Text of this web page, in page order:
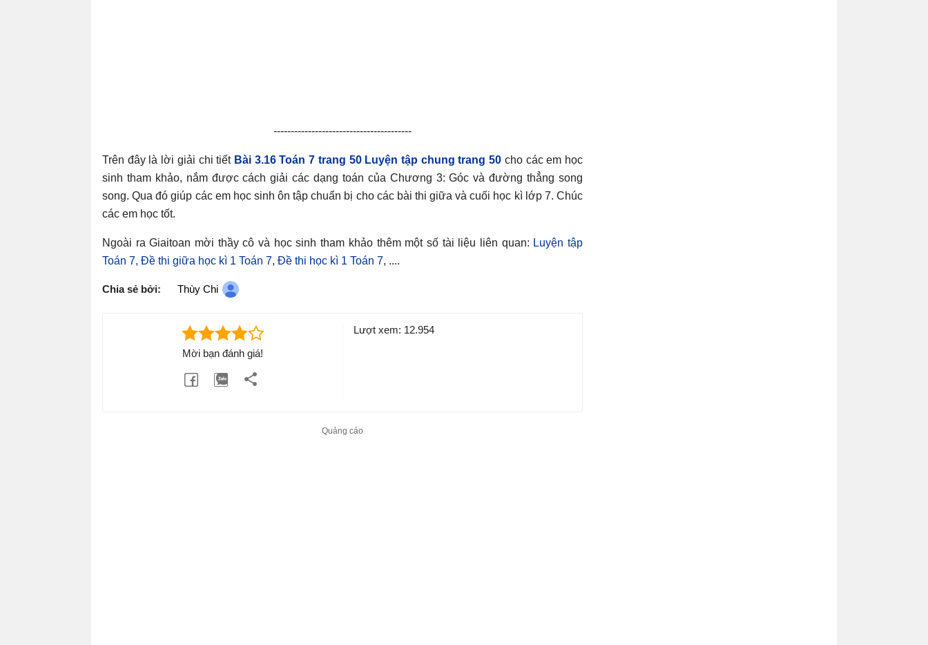
----------------------------------------
Trên đây là lời giải chi tiết Bài 3.16 Toán 7 trang 50 Luyện tập chung trang 50 cho các em học
sinh tham khảo, nắm được cách giải các dạng toán của Chương 3: Góc và đường thẳng song
song. Qua đó giúp các em học sinh ôn tập chuẩn bị cho các bài thi giữa và cuối học kì lớp 7. Chúc
các em học tốt.
Ngoài ra Giaitoan mời thầy cô và học sinh tham khảo thêm một số tài liệu liên quan: Luyện tập
Toán 7, Đề thi giữa học kì 1 Toán 7, Đề thi học kì 1 Toán 7, ....
Chia sẻ bởi: Thùy Chi
Mời bạn đánh giá!
Lượt xem: 12.954